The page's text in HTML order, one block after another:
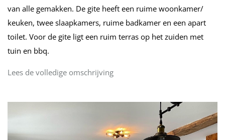
van alle gemakken. De gite heeft een ruime woonkamer/
keuken, twee slaapkamers, ruime badkamer en een apart
toilet. Voor de gite ligt een ruim terras op het zuiden met
tuin en bbq.
Lees de volledige omschrijving